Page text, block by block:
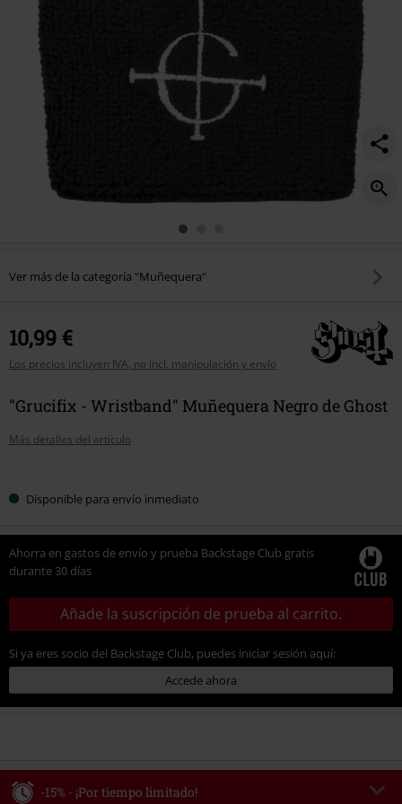
Ver más de la categoría "Muñequera"
10,99 €
Los precios incluyen IVA, no incl. manipulación y envío
"Grucifix - Wristband" Muñequera Negro de Ghost
Más detalles del artículo
tu Disponible para envío inmediato
Ahorra en gastos de envío y prueba Backstage Club gratis
durante 30 días
Añade la suscripción de prueba al carrito.
Si ya eres socio del Backstage Club, puedes iniciar sesión aquí:
Accede ahora
-15% - ¡Por tiempo limitado!